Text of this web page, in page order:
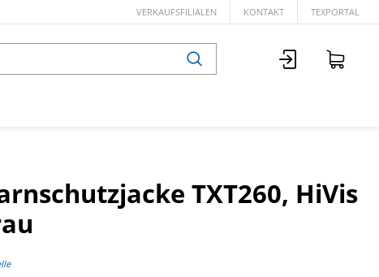
VERKAUFSFILIALEN KONTAKT TEXPORTAL
TXT260, HiVis